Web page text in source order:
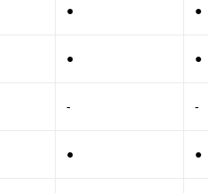
● ●
● ●
- -
● ●